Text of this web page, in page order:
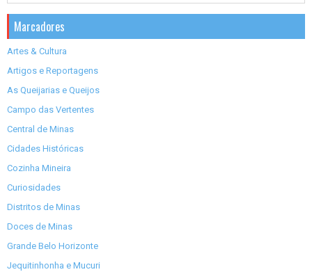
Marcadores
Artes & Cultura
Artigos e Reportagens
As Queijarias e Queijos
Campo das Vertentes
Central de Minas
Cidades Históricas
Cozinha Mineira
Curiosidades
Distritos de Minas
Doces de Minas
Grande Belo Horizonte
Jequitinhonha e Mucuri